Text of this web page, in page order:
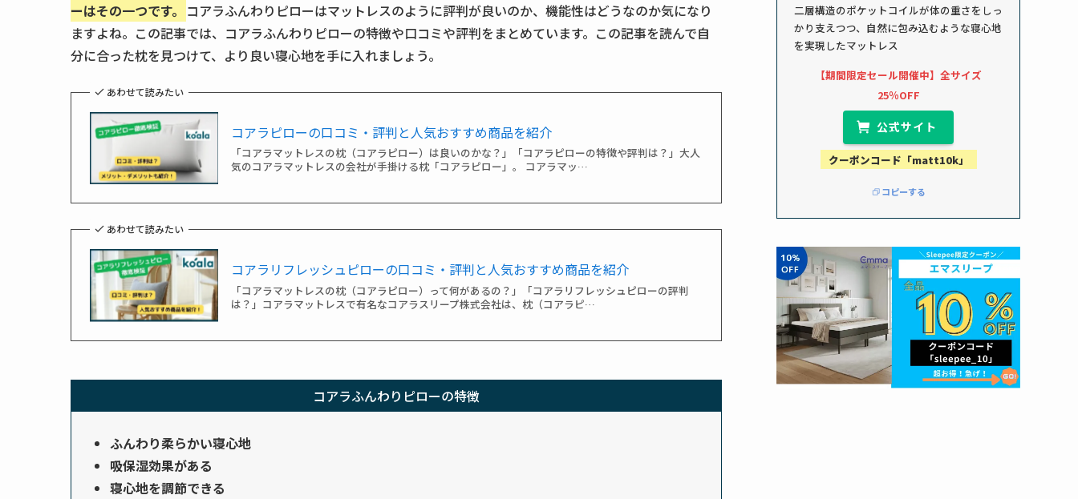
ーはその一つです。 コアラふんわりピローはマットレスのように評判が良いのか、機能性はどうなのか気になり
ますよね。この記事では、コアラふんわりピローの特徴や口コミや評判をまとめています。この記事を読んで自
分に合った枕を見つけて、より良い寝心地を手に入れましょう。
あわせて読みたい
コアラピローの口コミ・評判と人気おすすめ商品を紹介
「コアラマットレスの枕（コアラピロー）は良いのかな？」「コアラピローの特徴や評判は？」大人
気のコアラマットレスの会社が手掛ける枕「コアラピロー」。 コアラマッ…
あわせて読みたい
コアラリフレッシュピローの口コミ・評判と人気おすすめ商品を紹介
「コアラマットレスの枕（コアラピロー）って何があるの？」「コアラリフレッシュピローの評判
は？」コアラマットレスで有名なコアラスリープ株式会社は、枕（コアラピ…
コアラふんわりピローの特徴
ふんわり柔らかい寝心地
吸保湿効果がある
寝心地を調節できる
二層構造のポケットコイルが体の重さをしっ
かり支えつつ、自然に包み込むような寝心地
を実現したマットレス
【期間限定セール開催中】全サイズ
25％OFF
公式サイト
クーポンコード「matt10k」
コピーする